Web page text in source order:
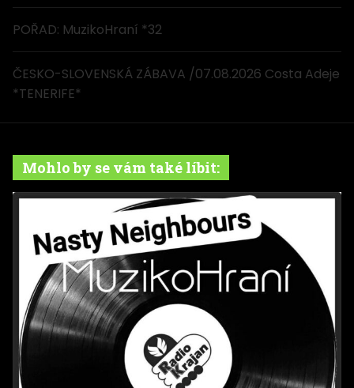
POŘAD: MuzikoHraní *32
ČESKO-SLOVENSKÁ ZÁBAVA /07.08.2026 Costa Adeje
*TENERIFE*
Mohlo by se vám také líbit: